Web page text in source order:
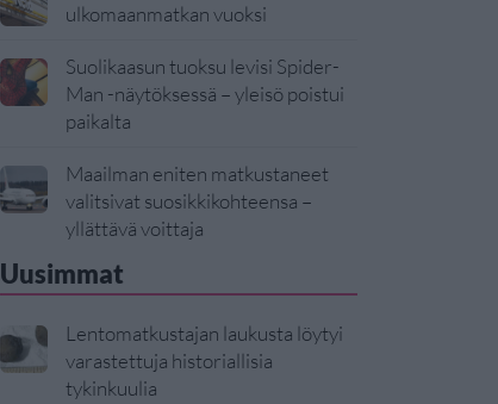
ulkomaanmatkan vuoksi
Suolikaasun tuoksu levisi Spider-
Man -näytöksessä – yleisö poistui
paikalta
Maailman eniten matkustaneet
valitsivat suosikkikohteensa –
yllättävä voittaja
Uusimmat
Lentomatkustajan laukusta löytyi
varastettuja historiallisia
tykinkuulia